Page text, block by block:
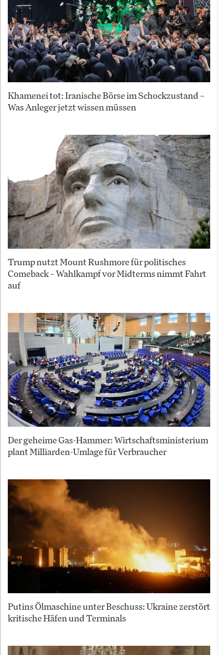
Khamenei tot: Iranische Börse im Schockzustand –
Was Anleger jetzt wissen müssen
Trump nutzt Mount Rushmore für politisches
Comeback – Wahlkampf vor Midterms nimmt Fahrt
auf
Der geheime Gas-Hammer: Wirtschaftsministerium
plant Milliarden-Umlage für Verbraucher
Putins Ölmaschine unter Beschuss: Ukraine zerstört
kritische Häfen und Terminals